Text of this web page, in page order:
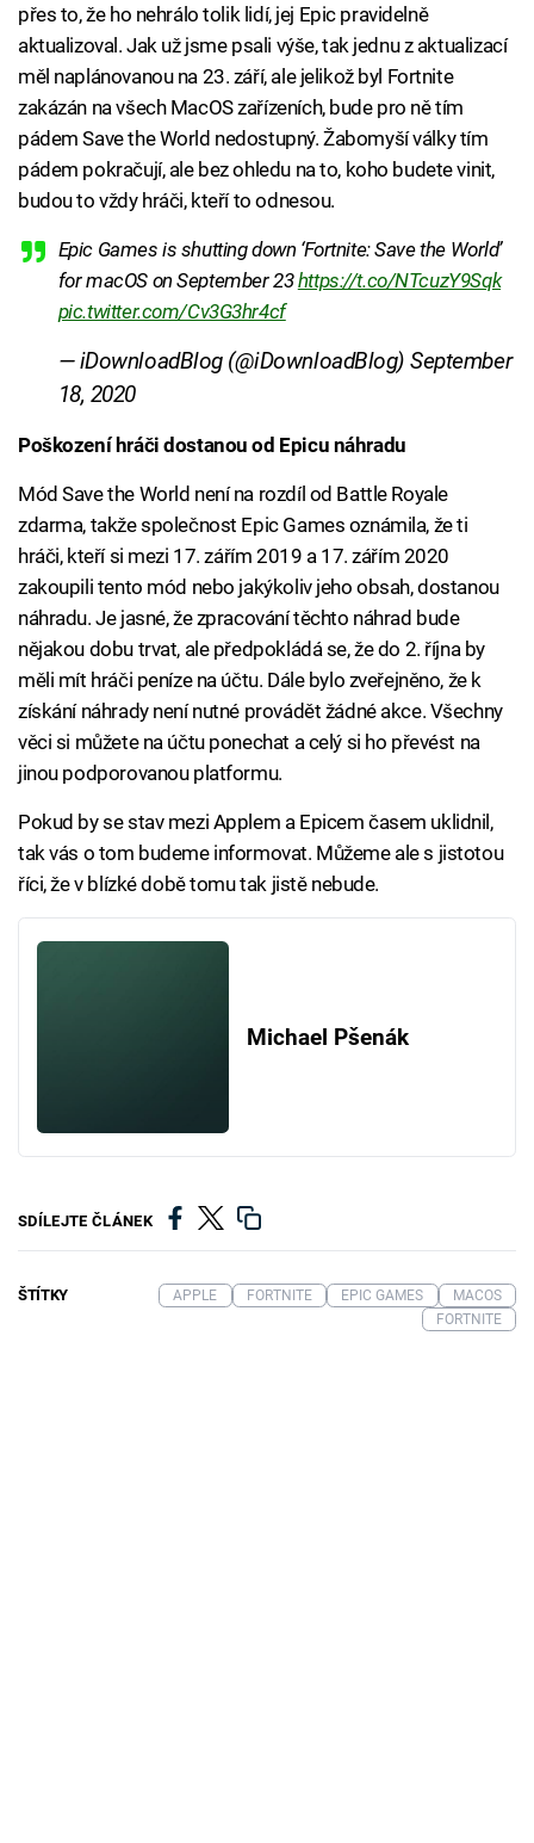
přes to, že ho nehrálo tolik lidí, jej Epic pravidelně
aktualizoval. Jak už jsme psali výše, tak jednu z aktualizací
měl naplánovanou na 23. září, ale jelikož byl Fortnite
zakázán na všech MacOS zařízeních, bude pro ně tím
pádem Save the World nedostupný. Žabomyší války tím
pádem pokračují, ale bez ohledu na to, koho budete vinit,
budou to vždy hráči, kteří to odnesou.
Epic Games is shutting down ‘Fortnite: Save the World’
for macOS on September 23https://t.co/NTcuzY9Sqk
pic.twitter.com/Cv3G3hr4cf
— iDownloadBlog (@iDownloadBlog)September
18, 2020
Poškození hráči dostanou od Epicu náhradu
Mód Save the World není na rozdíl od Battle Royale
zdarma, takže společnost Epic Games oznámila, že ti
hráči, kteří si mezi 17. zářím 2019 a 17. zářím 2020
zakoupili tento mód nebo jakýkoliv jeho obsah, dostanou
náhradu. Je jasné, že zpracování těchto náhrad bude
nějakou dobu trvat, ale předpokládá se, že do 2. října by
měli mít hráči peníze na účtu. Dále bylo zveřejněno, že k
získání náhrady není nutné provádět žádné akce. Všechny
věci si můžete na účtu ponechat a celý si ho převést na
jinou podporovanou platformu.
Pokud by se stav mezi Applem a Epicem časem uklidnil,
tak vás o tom budeme informovat. Můžeme ale s jistotou
říci, že v blízké době tomu tak jistě nebude.
Michael Pšenák
SDÍLEJTE ČLÁNEK
ŠTÍTKY APPLE FORTNITE EPIC GAMES
MACOS
FORTNITE